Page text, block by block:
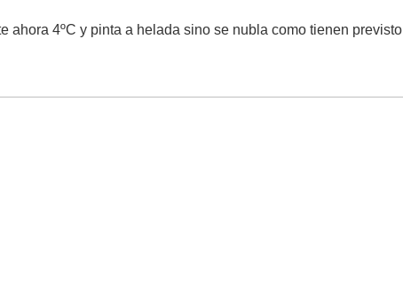
ahora 4ºC y pinta a helada sino se nubla como tienen previsto